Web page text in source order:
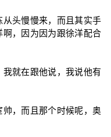
头慢慢来，而且其实手
，因为因为跟徐洋配合
就在跟他说，我说他有
，而且那个时候呢，奥